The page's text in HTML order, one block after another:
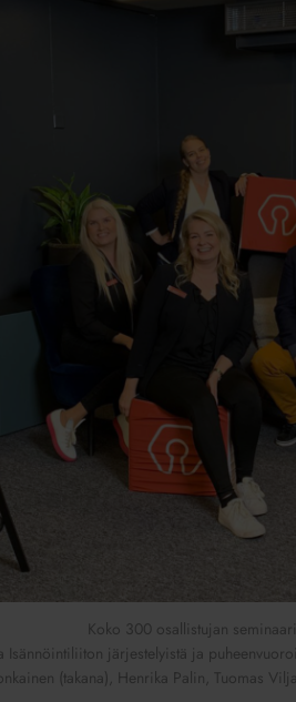
Koko 300 osallistujan
Isännöintiliiton järjestelyistä ja
(takana), Henrika Palin, Tuomas